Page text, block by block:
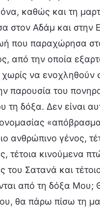
καθώς και τη
στον Αδάμ και στην
που παραχώρησα
από την οποία
χωρίς να ενοχληθούν
παρουσία του
δόξα. Δεν είναι
ανθρώπινο γένος,
τέτοια κινούμενα
του Σατανά και
από τη δόξα Μου;
θα πάρω πίσω τη